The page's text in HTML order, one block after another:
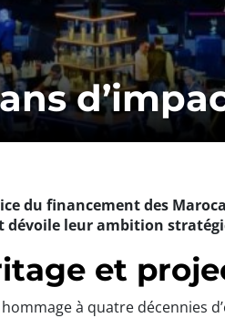
du financement des
dévoile leur ambition
et
à quatre décennies